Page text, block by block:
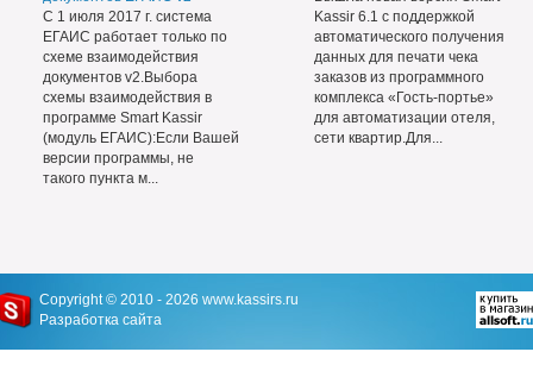
С 1 июля 2017 г. система
ЕГАИС работает только по
схеме взаимодействия
документов v2.Выбора
схемы взаимодействия в
программе Smart Kassir
(модуль ЕГАИС):Если Вашей
версии программы, не
такого пункта м...
Kassir 6.1 с поддержкой
автоматического получения
данных для печати чека
заказов из программного
комплекса «Гость-портье»
для автоматизации отеля,
сети квартир.Для...
Copyright © 2010 - 2026 www.kassirs.ru
Разработка сайта